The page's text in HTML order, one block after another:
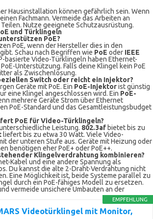
Hausinstallation können gefährlich sein. Wenn
Fachmann. Vermeide das Arbeiten an
Nutze geeignete Schutzausrüstung.
und Türklingeln
PoE?
PoE, wenn der Hersteller dies in den
Schau nach Begriffen wie PoE oder IEEE
basierte Video-Türklingeln haben Ethernet-
Unterstützung. Falls deine Klingel kein PoE
als Zwischenlösung.
Switch oder reicht ein Injektor?
Geräte mit PoE. Ein PoE-Injektorist günstig
eine Klingel angeschlossen wird. Ein PoE-
mehrere Geräte Strom über Ethernet
PoE-Standard und das Gesamtleistungsbudget
PoE für Video-Türklingeln?
Leistung. 802.3af bietet bis zu
liefert bis zu etwa 30 Watt. Viele Video-
der unteren Stufe aus. Geräte mit Heizung oder
benötigen eher PoE+ oder PoE++.
Klingelverdrahtung kombinieren?
Kabel und eine andere Spannung als
Du kannst die alte 2-Draht-Verdrahtung nicht
Eine Möglichkeit ist, beide Systeme parallel zu
durch ein PoE-fähiges Modell zu ersetzen.
vermeide unsichere Umbauten an der
EMPFEHLUNG
Videotürklingel mit Monitor,